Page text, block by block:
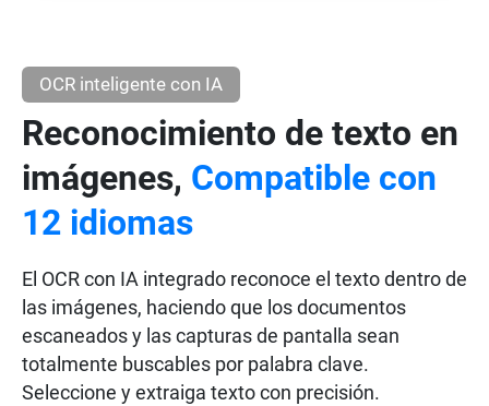
OCR inteligente con IA
Reconocimiento de texto en
imágenes, Compatible con
12 idiomas
El OCR con IA integrado reconoce el texto dentro de
las imágenes, haciendo que los documentos
escaneados y las capturas de pantalla sean
totalmente buscables por palabra clave.
Seleccione y extraiga texto con precisión.